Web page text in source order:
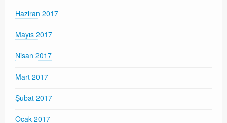
Haziran 2017
Mayıs 2017
Nisan 2017
Mart 2017
Şubat 2017
Ocak 2017